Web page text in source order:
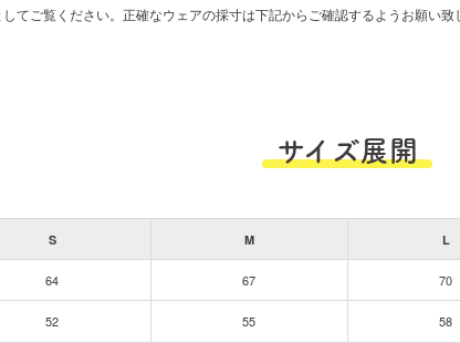
てご覧ください。正確なウェアの採寸は下記からご確認するようお願い致
サイズ展開
S M L
64 67 70
52 55 58